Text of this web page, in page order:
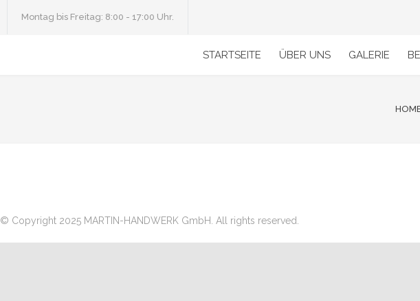
Montag bis Freitag: 8:00 - 17:00 Uhr.
STARTSEITE ÜBER UNS GALERIE
© Copyright 2025 MARTIN-HANDWERK GmbH. All rights reserved.